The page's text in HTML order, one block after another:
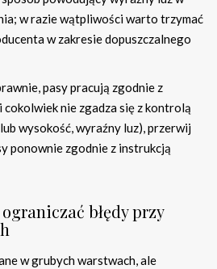
w razie wątpliwości warto trzymać
w zakresie dopuszczalnego
pasy pracują zgodnie z
nie zgadza się z kontrolą
wysokość, wyraźny luz), przerwij
ponownie zgodnie z instrukcją
błędy przy
w grubych warstwach, ale